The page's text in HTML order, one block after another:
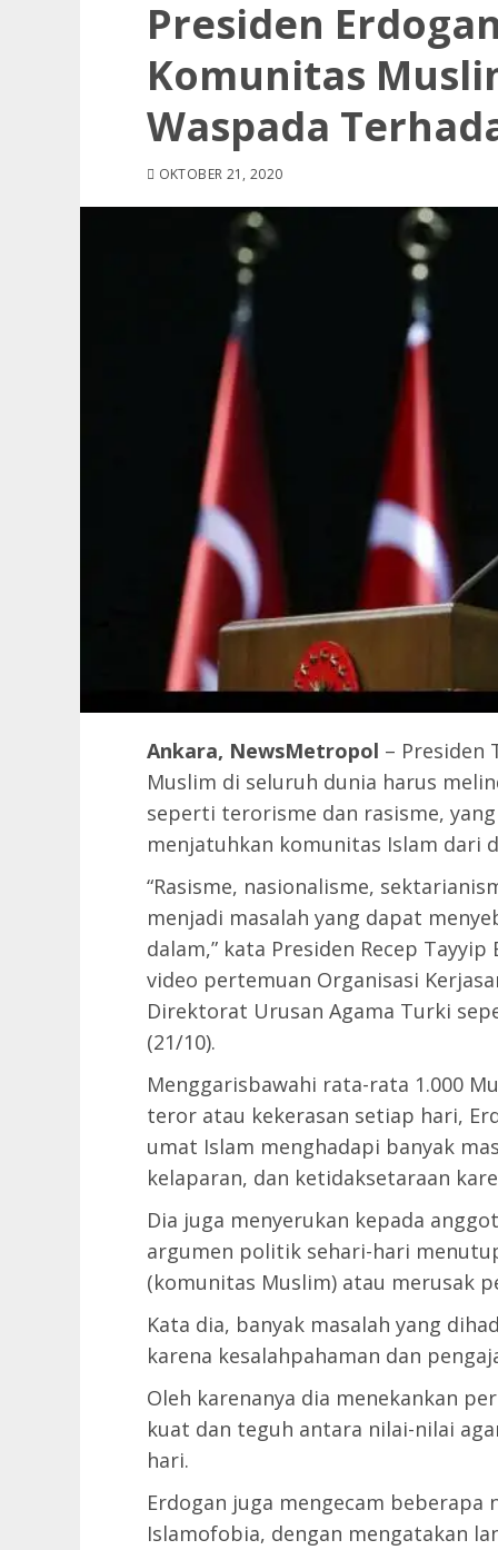
Presiden
Komunitas
Waspada
OKTOBER 21, 2020
Ankara, NewsMetropol – Presiden
Muslim di seluruh dunia harus
seperti terorisme dan rasisme,
menjatuhkan komunitas Islam dari
“Rasisme, nasionalisme,
menjadi masalah yang dapat
dalam,” kata Presiden Recep
video pertemuan Organisasi
Direktorat Urusan Agama Turki
(21/10).
Menggarisbawahi rata-rata 1.000
teror atau kekerasan setiap hari,
umat Islam menghadapi banyak
kelaparan, dan ketidaksetaraan
Dia juga menyerukan kepada
argumen politik sehari-hari
(komunitas Muslim) atau merusak
Kata dia, banyak masalah yang
karena kesalahpahaman dan
Oleh karenanya dia menekankan
kuat dan teguh antara nilai-nilai
hari.
Erdogan juga mengecam beberapa
Islamofobia, dengan mengatakan